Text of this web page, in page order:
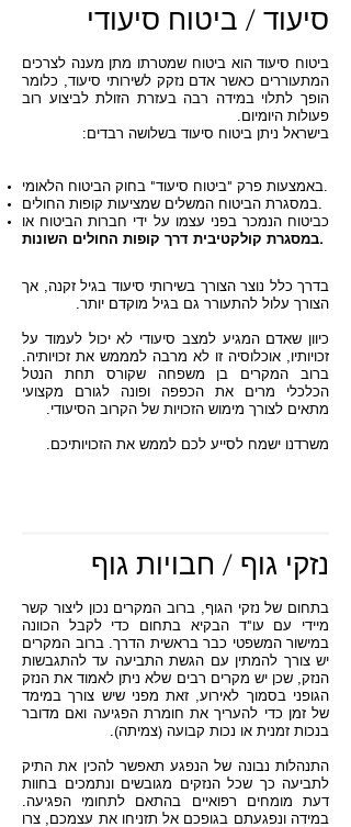
סיעוד / ביטוח סיעודי
ביטוח סיעוד הוא ביטוח שמטרתו מתן מענה לצרכים
המתעוררים כאשר אדם נזקק לשירותי סיעוד, כלומר
הופך לתלוי במידה רבה בעזרת הזולת לביצוע רוב
פעולות היומיום.
בישראל ניתן ביטוח סיעוד בשלושה רבדים:
באמצעות פרק "ביטוח סיעוד" בחוק הביטוח הלאומי.
במסגרת הביטוח המשלים שמציעות קופות החולים.
כביטוח הנמכר בפני עצמו על ידי חברות הביטוח או
במסגרת קולקטיבית דרך קופות החולים השונות.
בדרך כלל נוצר הצורך בשירותי סיעוד בגיל זקנה, אך
הצורך עלול להתעורר גם בגיל מוקדם יותר.
כיוון שאדם המגיע למצב סיעודי לא יכול לעמוד על
זכויותיו, אוכלוסיה זו לא מרבה למממש את זכויותיה.
ברוב המקרים בן משפחה שקורס תחת הנטל
הכלכלי מרים את הכפפה ופונה לגורם מקצועי
מתאים לצורך מימוש הזכויות של הקרוב הסיעודי.
משרדנו ישמח לסייע לכם לממש את הזכויותיכם.
נזקי גוף / חבויות גוף
בתחום של נזקי הגוף, ברוב המקרים נכון ליצור קשר
מיידי עם עו"ד הבקיא בתחום כדי לקבל הכוונה
במישור המשפטי כבר בראשית הדרך. ברוב המקרים
יש צורך להמתין עם הגשת התביעה עד להתגבשות
הנזק, שכן יש מקרים רבים שלא ניתן לאמוד את הנזק
הגופני בסמוך לאירוע, זאת מפני שיש צורך במימד
של זמן כדי להעריך את חומרת הפגיעה ואם מדובר
בנכות זמנית או נכות קבועה (צמיתה).
התנהלות נבונה של הנפגע תאפשר להכין את התיק
לתביעה כך שכל הנזקים מגובשים ונתמכים בחוות
דעת מומחים רפואיים בהתאם לתחומי הפגיעה.
במידה ונפגעתם בגופכם אל תזניחו את עצמכם, צרו